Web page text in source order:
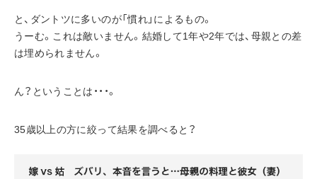
と、ダントツに多いのが「慣れ」によるもの。
うーむ。これは敵いません。結婚して1年や2年では、母親との差
は埋められません。
ん？ということは・・・。
35歳以上の方に絞って結果を調べると？